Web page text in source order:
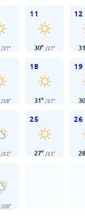
/27°
11
30° /27°
12
31
/28°
18
31° /27°
19
30
/22°
25
27° /23°
26
28
/20°